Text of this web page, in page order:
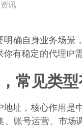
讯
明确自身业务场景
你有稳定的代理IP
常见类
址，核心作用是
、账号运营、市场